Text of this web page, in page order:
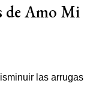
de Amo Mi